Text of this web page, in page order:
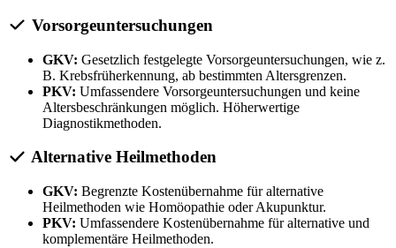
Vorsorgeuntersuchungen
GKV: Gesetzlich festgelegte Vorsorgeuntersuchungen, wie z.
B. Krebsfrüherkennung, ab bestimmten Altersgrenzen.
PKV: Umfassendere Vorsorgeuntersuchungen und keine
Altersbeschränkungen möglich. Höherwertige
Diagnostikmethoden.
Alternative Heilmethoden
GKV: Begrenzte Kostenübernahme für alternative
Heilmethoden wie Homöopathie oder Akupunktur.
PKV: Umfassendere Kostenübernahme für alternative und
komplementäre Heilmethoden.